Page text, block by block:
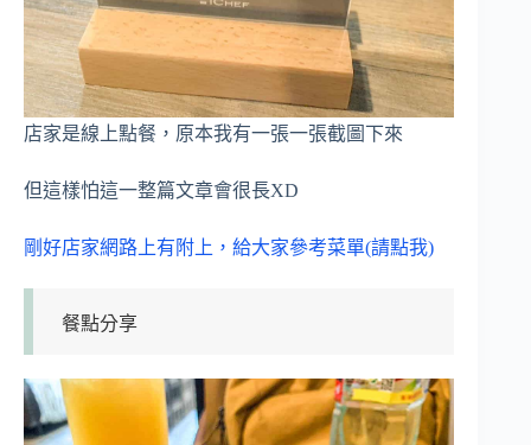
店家是線上點餐，原本我有一張一張截圖下來
但這樣怕這一整篇文章會很長XD
剛好店家網路上有附上，給大家參考菜單(請點我)
餐點分享